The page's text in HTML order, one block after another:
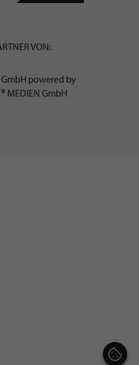
VON:
GmbH powered by
MEDIEN GmbH